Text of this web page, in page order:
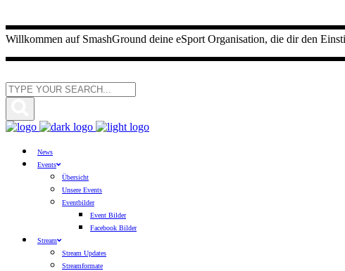
Willkommen auf SmashGround deine eSport Organisation, die dir den
News
Events
Übersicht
Unsere Events
Eventbilder
Event Bilder
Facebook Bilder
Stream
Stream Updates
Streamformate